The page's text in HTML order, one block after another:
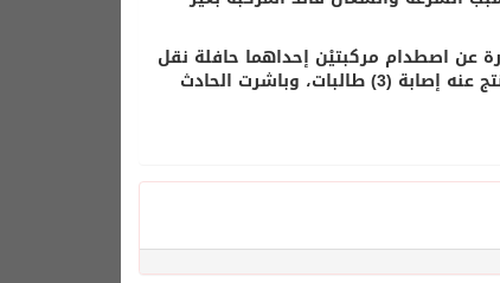
إن الحادث عبارة عن اصطدام مركبتيْن إحداهما حافلة نقل
طالبات والأخرى مركبة صغيرة؛ بسبب السرعة وانشغال قائدها بغير الطريق، نتج عنه إصابة (3) طالبات، وباشرت الحادث